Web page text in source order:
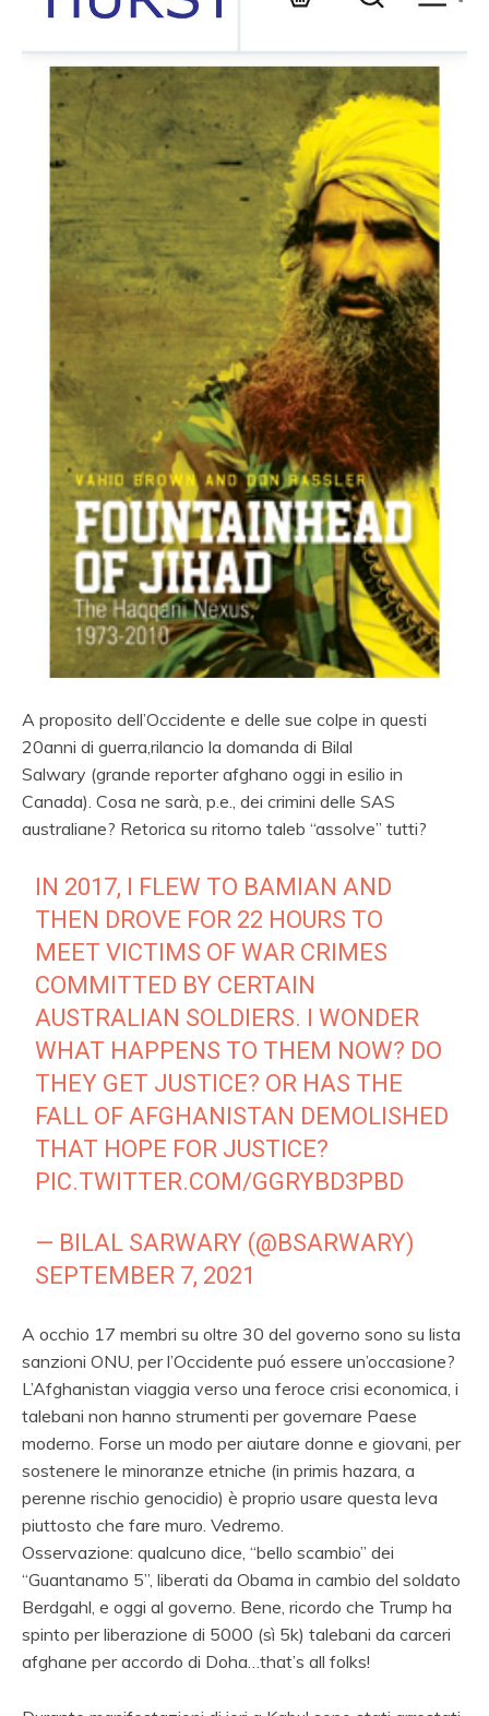
A proposito dell’Occidente e delle sue colpe in questi
20anni di guerra,rilancio la domanda di Bilal
Salwary (grande reporter afghano oggi in esilio in
Canada). Cosa ne sarà, p.e., dei crimini delle SAS
australiane? Retorica su ritorno taleb “assolve” tutti?
IN 2017, I FLEW TO BAMIAN AND
THEN DROVE FOR 22 HOURS TO
MEET VICTIMS OF WAR CRIMES
COMMITTED BY CERTAIN
AUSTRALIAN SOLDIERS. I WONDER
WHAT HAPPENS TO THEM NOW? DO
THEY GET JUSTICE? OR HAS THE
FALL OF AFGHANISTAN DEMOLISHED
THAT HOPE FOR JUSTICE?
PIC.TWITTER.COM/GGRYBD3PBD
— BILAL SARWARY (@BSARWARY)
SEPTEMBER 7, 2021
A occhio 17 membri su oltre 30 del governo sono su lista
sanzioni ONU, per l’Occidente puó essere un’occasione?
L’Afghanistan viaggia verso una feroce crisi economica, i
talebani non hanno strumenti per governare Paese
moderno. Forse un modo per aiutare donne e giovani, per
sostenere le minoranze etniche (in primis hazara, a
perenne rischio genocidio) è proprio usare questa leva
piuttosto che fare muro. Vedremo.
Osservazione: qualcuno dice, “bello scambio” dei
“Guantanamo 5”, liberati da Obama in cambio del soldato
Berdgahl, e oggi al governo. Bene, ricordo che Trump ha
spinto per liberazione di 5000 (sì 5k) talebani da carceri
afghane per accordo di Doha…that’s all folks!